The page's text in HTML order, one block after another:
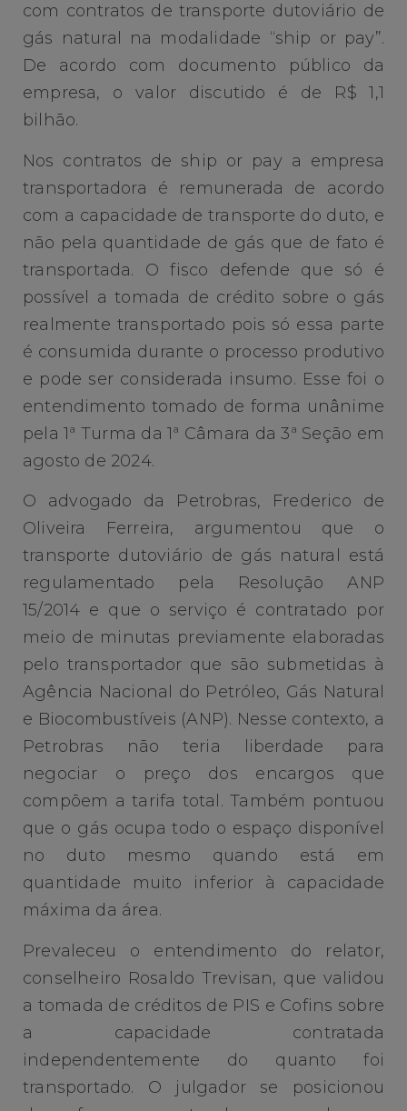
com contratos de transporte dutoviário de
gás natural na modalidade “ship or pay”.
De acordo com documento público da
empresa, o valor discutido é de R$ 1,1
bilhão.
Nos contratos de ship or pay a empresa
transportadora é remunerada de acordo
com a capacidade de transporte do duto, e
não pela quantidade de gás que de fato é
transportada. O fisco defende que só é
possível a tomada de crédito sobre o gás
realmente transportado pois só essa parte
é consumida durante o processo produtivo
e pode ser considerada insumo. Esse foi o
entendimento tomado de forma unânime
pela 1ª Turma da 1ª Câmara da 3ª Seção em
agosto de 2024.
O advogado da Petrobras, Frederico de
Oliveira Ferreira, argumentou que o
transporte dutoviário de gás natural está
regulamentado pela Resolução ANP
15/2014 e que o serviço é contratado por
meio de minutas previamente elaboradas
pelo transportador que são submetidas à
Agência Nacional do Petróleo, Gás Natural
e Biocombustíveis (ANP). Nesse contexto, a
Petrobras não teria liberdade para
negociar o preço dos encargos que
compõem a tarifa total. Também pontuou
que o gás ocupa todo o espaço disponível
no duto mesmo quando está em
quantidade muito inferior à capacidade
máxima da área.
Prevaleceu o entendimento do relator,
conselheiro Rosaldo Trevisan, que validou
a tomada de créditos de PIS e Cofins sobre
a capacidade contratada
independentemente do quanto foi
transportado. O julgador se posicionou